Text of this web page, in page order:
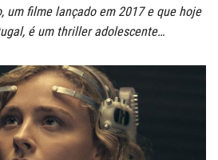
um filme lançado em 2017 e que hoje
é um thriller adolescente…